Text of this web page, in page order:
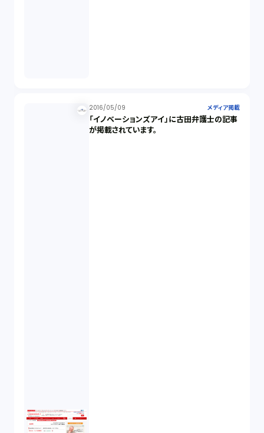
2016/05/09 メディア掲載
「イノベーションズアイ」に古田弁護士の記事
が掲載されています。